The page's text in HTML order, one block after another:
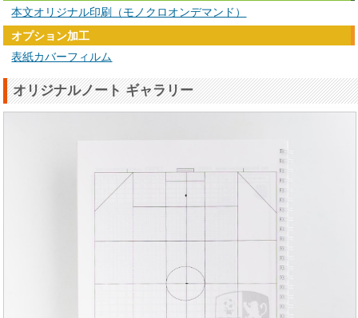
本文オリジナル印刷（モノクロオンデマンド）
オプション加工
表紙カバーフィルム
オリジナルノート ギャラリー